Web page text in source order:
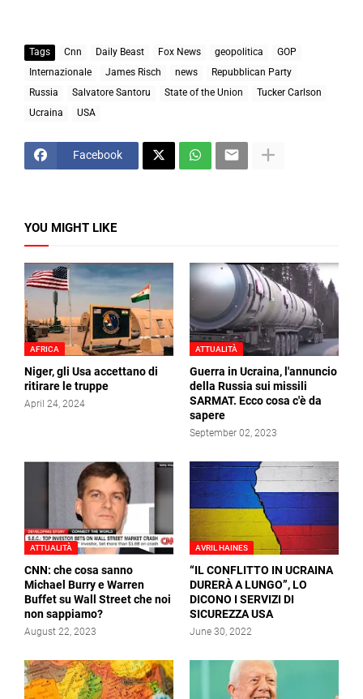
Tags Cnn Daily Beast Fox News geopolitica
GOP
Internazionale
James Risch news
Repubblican Party
Russia
Salvatore Santoru State of the Union
Tucker Carlson
Ucraina
USA
Facebook
YOU MIGHT LIKE
AFRICA
Niger, gli Usa accettano di
ritirare le truppe
April 24, 2024
ATTUALITÀ
Guerra in Ucraina, l'annuncio
della Russia sui missili
SARMAT. Ecco cosa c'è da
sapere
September 02, 2023
ATTUALITÀ
CNN: che cosa sanno
Michael Burry e Warren
Buffet su Wall Street che noi
non sappiamo?
August 22, 2023
AVRIL HAINES
“IL CONFLITTO IN UCRAINA
DURERÀ A LUNGO”, LO
DICONO I SERVIZI DI
SICUREZZA USA
June 30, 2022